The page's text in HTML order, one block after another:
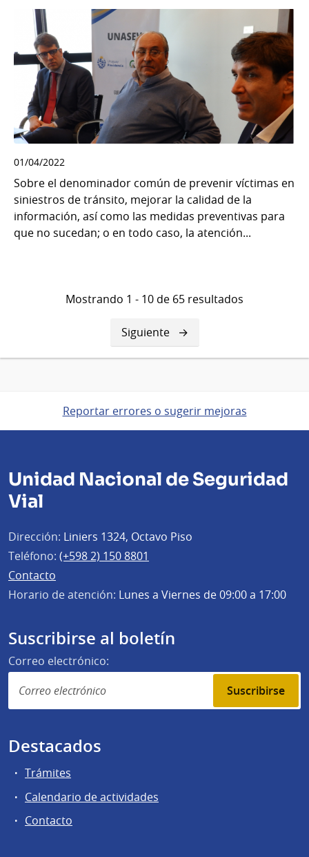
01/04/2022
Sobre el denominador común de prevenir víctimas en
siniestros de tránsito, mejorar la calidad de la
información, así como las medidas preventivas para
que no sucedan; o en todo caso, la atención...
Mostrando 1 - 10 de 65 resultados
Siguiente
página
Siguiente
Reportar errores o sugerir mejoras
Unidad Nacional de Seguridad
Vial
Dirección: Liniers 1324, Octavo Piso
Teléfono: (+598 2) 150 8801
Contacto
Horario de atención: Lunes a Viernes de 09:00 a 17:00
Suscribirse al boletín
Correo electrónico:
Suscribirse
Destacados
Trámites
Calendario de actividades
Contacto